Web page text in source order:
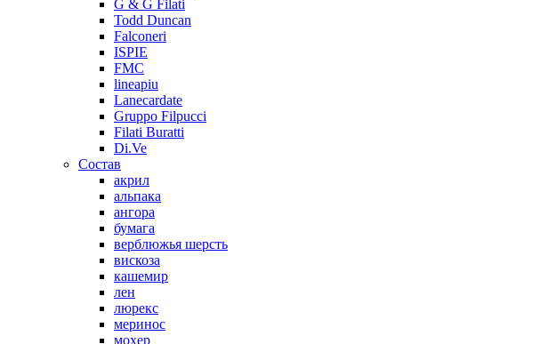
G & G Filati
Todd Duncan
Falconeri
ISPIE
FMC
lineapiu
Lanecardate
Gruppo Filpucci
Filati Buratti
Di.Ve
Состав
акрил
альпака
ангора
бумага
верблюжья шерсть
вискоза
кашемир
лен
люрекс
меринос
мохер